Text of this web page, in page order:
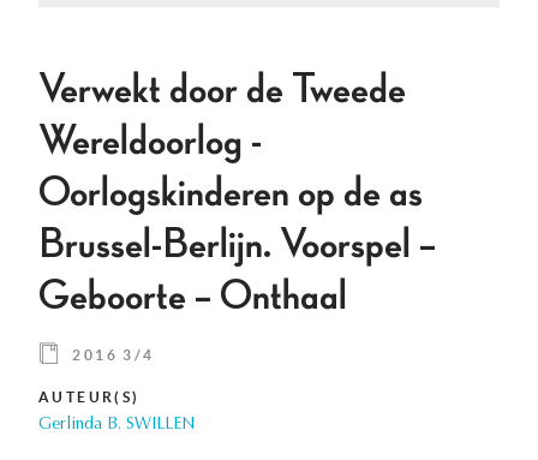
Verwekt door de Tweede
Wereldoorlog -
Oorlogskinderen op de as
Brussel-Berlijn. Voorspel –
Geboorte – Onthaal
2016 3/4
AUTEUR(S)
Gerlinda B. SWILLEN